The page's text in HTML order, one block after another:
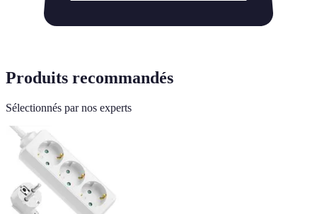
Produits recommandés
Sélectionnés par nos experts